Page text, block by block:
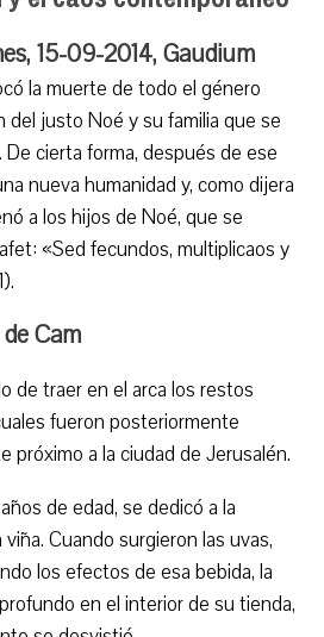
15-09-2014, Gaudium
la muerte de todo el género
del justo Noé y su familia que se
cierta forma, después de ese
nueva humanidad y, como dijera
a los hijos de Noé, que se
«Sed fecundos, multiplicaos y
Cam
de traer en el arca los restos
fueron posteriormente
próximo a la ciudad de Jerusalén.
de edad, se dedicó a la
Cuando surgieron las uvas,
los efectos de esa bebida, la
en el interior de su tienda,